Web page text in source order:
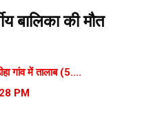
बालिका की मौत
गांव में तालाब (5....
PM